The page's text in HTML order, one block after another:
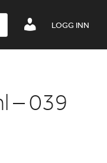
LOGG INN
– 039